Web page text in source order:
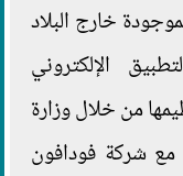
خارج البلاد
الإلكتروني
من خلال وزارة
مع شركة فودافون